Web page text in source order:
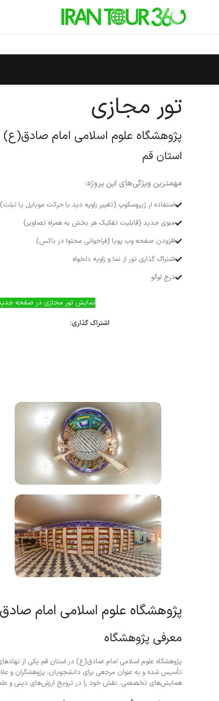
تور مجازی
پژوهشگاه علوم اسلامی امام صادق(ع)
استان قم
مهمترین ویژگی‌های این پروژه:
استفاده ار ژیروسکوپ (تغییر زاویه دید با حرکت موبایل یا تبلت)
منوی جدید (قابلیت تفکیک هر بخش به همراه تصاویر)
افزودن صفحه وب پویا (فراخوانی محتوا در باکس)
اشتراک گذاری تور از نما و زاویه دلخواه
درج لوگو
نمایش تور مجازی در صفحه
اشتراک گذاری:
پژوهشگاه علوم اسلامی امام
معرفی پژوهشگاه
پژوهشگاه علوم اسلامی امام صادق(ع) در استان قم یکی از
تأسیس شده و به عنوان مرجعی برای دانشجویان، پژوهشگران و
همایش‌های تخصصی، نقش خود را در ترویج ارزش‌های دینی و